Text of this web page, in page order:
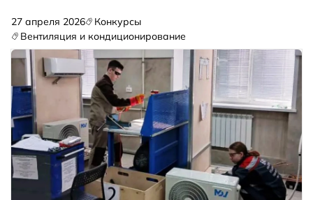
27 апреля 2026
Конкурсы
Вентиляция и кондиционирование